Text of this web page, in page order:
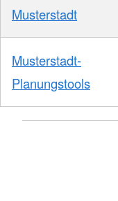
Musterstadt
Musterstadt-
Planungstools